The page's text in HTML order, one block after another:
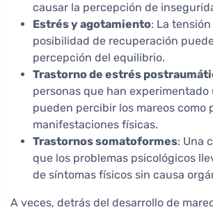
causar la percepción de
Estrés y agotamiento: La
posibilidad de recuperación
percepción del equilibrio.
Trastorno de estrés
personas que han experimentado
pueden percibir los mareos como
manifestaciones físicas.
Trastornos somatoformes: Una
que los problemas psicológicos
de síntomas físicos sin causa
A veces, detrás del desarrollo de